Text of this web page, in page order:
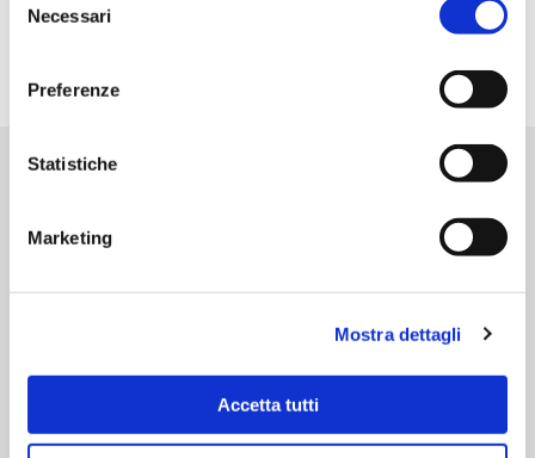
Invitiamo a prendere visione della nostra policy in
conformità al Reg. UE 679/2016 (GDPR) al seguente link
delNecessari
Preferenze
Statistiche
Marketing
Mostra dettagli
Accetta tutti
sconti e le novità